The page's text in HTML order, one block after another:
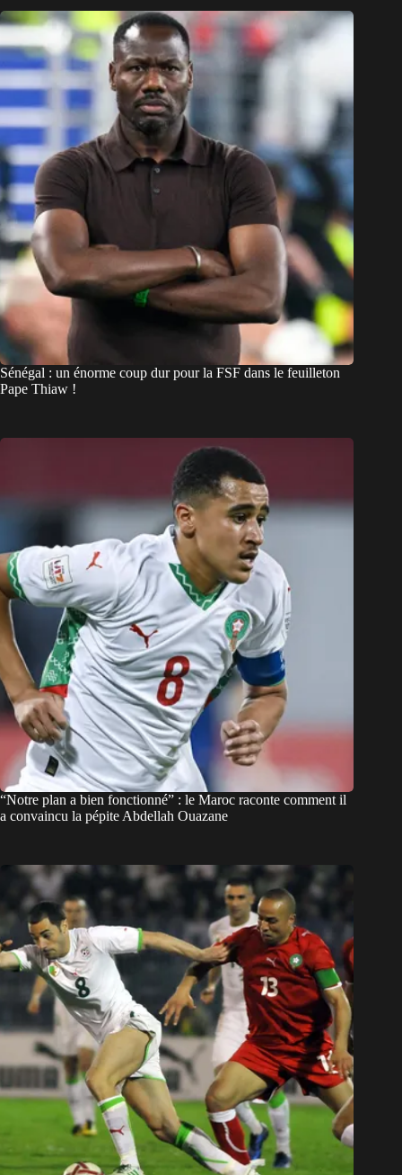
Sénégal : un énorme coup dur pour la FSF dans le feuilleton
Pape Thiaw !
“Notre plan a bien fonctionné” : le Maroc raconte comment il
a convaincu la pépite Abdellah Ouazane